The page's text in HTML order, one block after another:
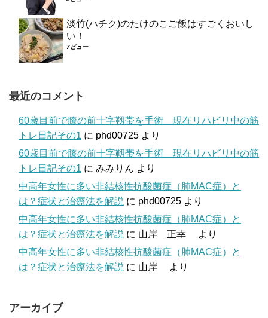
淡竹(ハチク)のたけのこご飯はすごくおいし
い！
7ビュー
最近のコメント
60歳目前で膝の前十字靱帯を手術 現在リハビリ中の筋
トレ日記その1 に phd00725 より
60歳目前で膝の前十字靱帯を手術 現在リハビリ中の筋
トレ日記その1 に みみりん より
中高年女性に多い非結核性抗酸菌症（肺MAC症）と
は？症状と治療法を解説 に phd00725 より
中高年女性に多い非結核性抗酸菌症（肺MAC症）と
は？症状と治療法を解説 に 山岸 正幸
より
中高年女性に多い非結核性抗酸菌症（肺MAC症）と
は？症状と治療法を解説 に 山岸 より
アーカイブ